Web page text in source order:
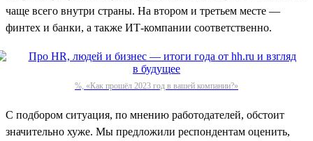
чаще всего внутри страны. На втором и третьем месте —
финтех и банки, а также ИТ-компании соответственно.
%, «Как прошёл 2023 год в вашей компании?»
С подбором ситуация, по мнению работодателей, обстоит
значительно хуже. Мы предложили респондентам оценить,